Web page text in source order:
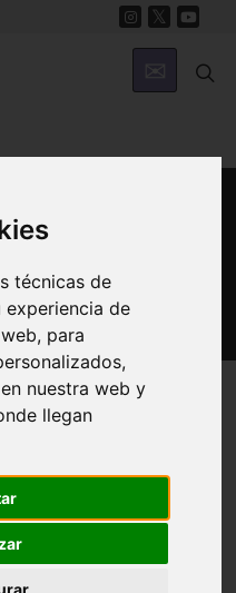
técnicas de
de
para
nuestra web y
llegan
Clara
Religioso